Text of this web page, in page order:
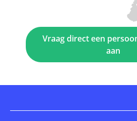
Vraag direct een
aan